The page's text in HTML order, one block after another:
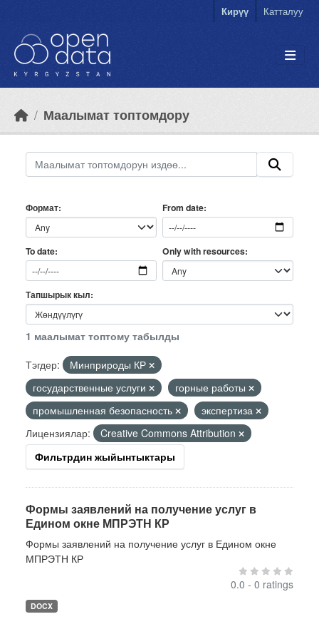
Кирүү Катталуу
Маалымат топтомдору
Формат From date
To date Only with resources
Тапшырык кыл
1 маалымат топтому табылды
Тэгдер:
Минприроды КР
государственные услуги
горные работы
промышленная безопасность
экспертиза
Лицензиялар:
Creative Commons Attribution
Фильтрдин жыйынтыктары
Формы заявлений на получение услуг в
Едином окне МПРЭТН КР
Формы заявлений на получение услуг в Едином окне
МПРЭТН КР
0.0 - 0 ratings
DOCX